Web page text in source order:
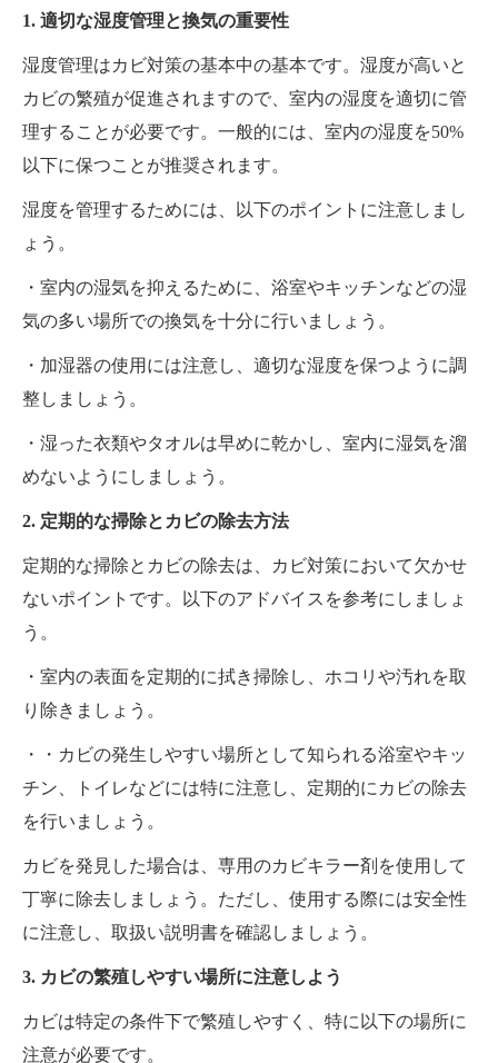
1. 適切な湿度管理と換気の重要性
湿度管理はカビ対策の基本中の基本です。湿度が高いと
カビの繁殖が促進されますので、室内の湿度を適切に管
理することが必要です。一般的には、室内の湿度を50%
以下に保つことが推奨されます。
湿度を管理するためには、以下のポイントに注意しまし
ょう。
・室内の湿気を抑えるために、浴室やキッチンなどの湿
気の多い場所での換気を十分に行いましょう。
・加湿器の使用には注意し、適切な湿度を保つように調
整しましょう。
・湿った衣類やタオルは早めに乾かし、室内に湿気を溜
めないようにしましょう。
2. 定期的な掃除とカビの除去方法
定期的な掃除とカビの除去は、カビ対策において欠かせ
ないポイントです。以下のアドバイスを参考にしましょ
う。
・室内の表面を定期的に拭き掃除し、ホコリや汚れを取
り除きましょう。
・・カビの発生しやすい場所として知られる浴室やキッ
チン、トイレなどには特に注意し、定期的にカビの除去
を行いましょう。
カビを発見した場合は、専用のカビキラー剤を使用して
丁寧に除去しましょう。ただし、使用する際には安全性
に注意し、取扱い説明書を確認しましょう。
3. カビの繁殖しやすい場所に注意しよう
カビは特定の条件下で繁殖しやすく、特に以下の場所に
注意が必要です。